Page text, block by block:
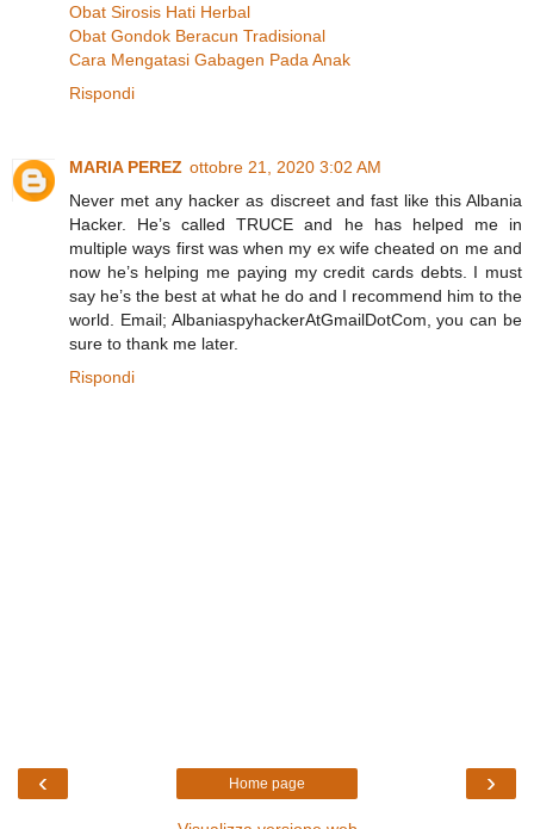
Obat Sirosis Hati Herbal
Obat Gondok Beracun Tradisional
Cara Mengatasi Gabagen Pada Anak
Rispondi
MARIA PEREZ ottobre 21, 2020 3:02 AM
Never met any hacker as discreet and fast like this Albania
Hacker. He’s called TRUCE and he has helped me in
multiple ways first was when my ex wife cheated on me and
now he’s helping me paying my credit cards debts. I must
say he’s the best at what he do and I recommend him to the
world. Email; AlbaniaspyhackerAtGmailDotCom, you can be
sure to thank me later.
Rispondi
‹ ›
Home page